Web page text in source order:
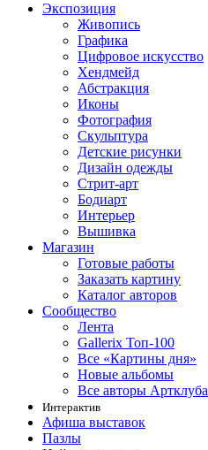
Экспозиция
Живопись
Графика
Цифровое искусство
Хендмейд
Абстракция
Иконы
Фотография
Скульптура
Детские рисунки
Дизайн одежды
Стрит-арт
Бодиарт
Интерьер
Вышивка
Магазин
Готовые работы
Заказать картину
Каталог авторов
Сообщество
Лента
Gallerix Топ-100
Все «Картины дня»
Новые альбомы
Все авторы Артклуба
Интерактив
Афиша выставок
Пазлы